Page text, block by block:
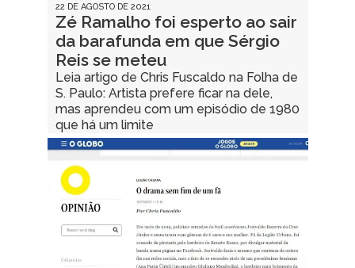
22 DE AGOSTO DE 2021
Zé Ramalho foi esperto ao sair
da barafunda em que Sérgio
Reis se meteu
Leia artigo de Chris Fuscaldo na Folha de
S. Paulo: Artista prefere ficar na dele,
mas aprendeu com um episódio de 1980
que há um limite